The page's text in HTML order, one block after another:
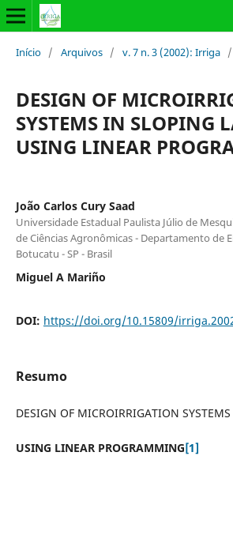
Início / Arquivos / v. 7 n. 3 (2002): Irriga /
DESIGN OF
SYSTEMS IN SLOPING
USING LINEAR
João Carlos Cury Saad
Universidade Estadual Paulista Júlio de
de Ciências Agronômicas - Departamento de
Botucatu - SP - Brasil
Miguel A Mariño
DOI: https://doi.org/10.15809/
Resumo
DESIGN OF MICROIRRIGATION
USING LINEAR PROGRAMMING[1]